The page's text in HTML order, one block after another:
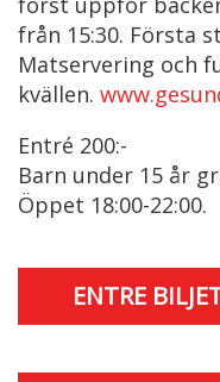
från 15:30. Första
Matservering och
kvällen.
Entré 200:-
Barn under 15 år
Öppet 18:00-22:00.
ENTRE